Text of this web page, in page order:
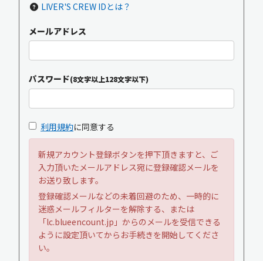
LIVER'S CREW IDとは？
メールアドレス
パスワード(8文字以上128文字以下)
利用規約に同意する
新規アカウント登録ボタンを押下頂きますと、ご
入力頂いたメールアドレス宛に登録確認メールを
お送り致します。
登録確認メールなどの未着回避のため、一時的に
迷惑メールフィルターを解除する、または
「lc.blueencount.jp」からのメールを受信できる
ように設定頂いてからお手続きを開始してくださ
い。